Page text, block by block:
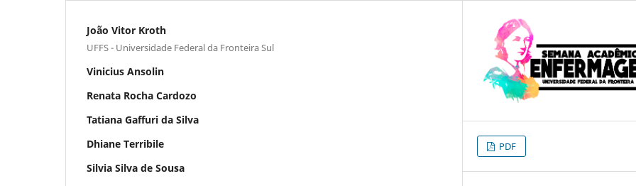
João Vitor Kroth
UFFS - Universidade Federal da Fronteira Sul
Vinicius Ansolin
Renata Rocha Cardozo
Tatiana Gaffuri da Silva
Dhiane Terribile
Silvia Silva de Sousa
PDF